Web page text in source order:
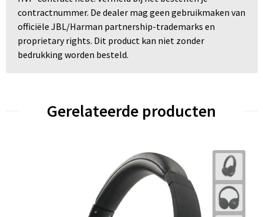
contractnummer. De dealer mag geen gebruikmaken van
officiële JBL/Harman partnership-trademarks en
proprietary rights. Dit product kan niet zonder
bedrukking worden besteld.
Gerelateerde producten